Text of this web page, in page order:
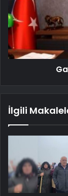
İlgili